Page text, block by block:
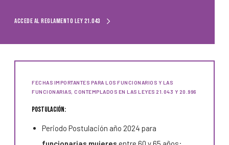
Accede al Reglamento Ley 21.043
FECHAS IMPORTANTES PARA LOS FUNCIONARIOS Y LAS
FUNCIONARIAS, CONTEMPLADOS EN LAS LEYES 21.043 Y 20.996
postulación:
Periodo Postulación año 2024 para